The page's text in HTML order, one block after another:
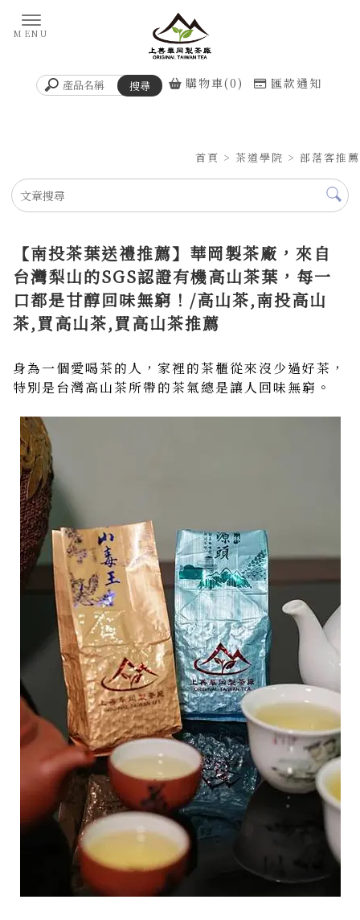
購物車(0) 匯款通知
首頁 > 茶道學院 > 部落客推薦
【南投茶葉送禮推薦】華岡製茶廠，來自
台灣梨山的SGS認證有機高山茶葉，每一
口都是甘醇回味無窮！/高山茶,南投高山
茶,買高山茶,買高山茶推薦
身為一個愛喝茶的人，家裡的茶櫃從來沒少過好茶，
特別是台灣高山茶所帶的茶氣總是讓人回味無窮。